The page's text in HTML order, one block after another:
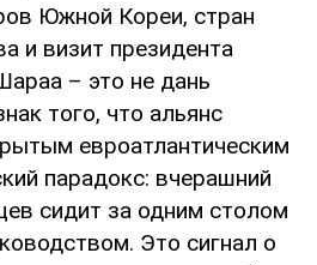
Южной Кореи, стран
и визит президента
– это не дань
того, что альянс
евроатлантическим
парадокс: вчерашний
сидит за одним столом
Это сигнал о